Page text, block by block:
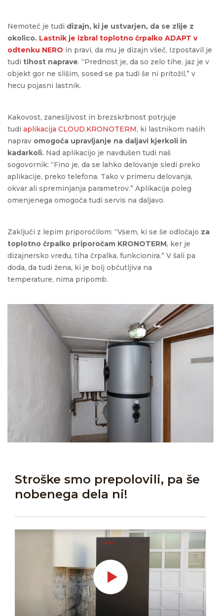
Nemoteč je tudi dizajn, ki je ustvarjen, da se zlije z
okolico. Lastnik je izbral toplotno črpalko ADAPT v
odtenku NERO in pravi, da mu je dizajn všeč. Izpostavil je
tudi tihost naprave. “Prednost je, da so zelo tihe, jaz je v
objekt gor ne slišim, sosed se pa tudi še ni pritožil,” v
hecu pojasni lastnik.
Kakovost, zanesljivost in brezskrbnost potrjuje
tudi aplikacija CLOUD.KRONOTERM, ki lastnikom naših
naprav omogoča upravljanje na daljavi kjerkoli in
kadarkoli. Nad aplikacijo je navdušen tudi naš
sogovornik: “Fino je, da se lahko delovanje sledi preko
aplikacije, preko telefona. Tako v primeru delovanja,
okvar ali spreminjanja parametrov.” Aplikacija poleg
omenjenega omogoča tudi servis na daljavo.
Zaključi z lepim priporočilom: “Vsem, ki se še odločajo za
toplotno črpalko priporočam KRONOTERM, ker je
dizajnersko vredu, tiha črpalka, funkcionira.” V šali pa
doda, da tudi žena, ki je bolj občutljiva na
temperature, nima pripomb.
Stroške smo prepolovili, pa še
nobenega dela ni!